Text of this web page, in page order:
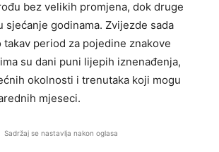
bez velikih promjena, dok druge
sjećanje godinama. Zvijezde sada
takav period za pojedine znakove
su dani puni lijepih iznenađenja,
okolnosti i trenutaka koji mogu
mjeseci.
Sadržaj se nastavlja nakon oglasa